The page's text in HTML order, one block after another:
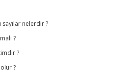
nelerdir ?
?
?
?